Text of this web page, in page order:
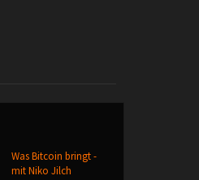
Was Bitcoin bringt -
mit Niko Jilch